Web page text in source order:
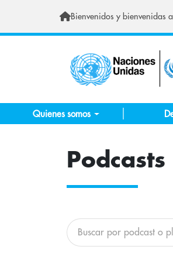
Bienvenidos y bienvenidas
Quienes somos
Podcasts
Buscar podcasts